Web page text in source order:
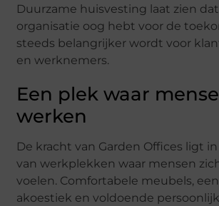
Duurzame huisvesting laat zien dat
organisatie oog hebt voor de
steeds belangrijker wordt voor
en werknemers.
Een plek waar
werken
De kracht van Garden Offices ligt
van werkplekken waar mensen
voelen. Comfortabele meubels,
akoestiek en voldoende